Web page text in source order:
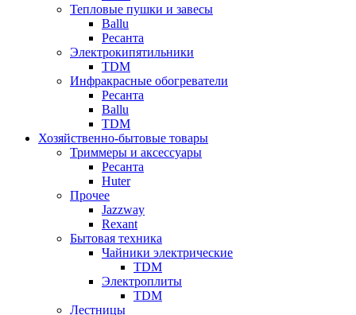
Тепловые пушки и завесы
Ballu
Ресанта
Электрокипятильники
TDM
Инфракрасные обогреватели
Ресанта
Ballu
TDM
Хозяйственно-бытовые товары
Триммеры и аксессуары
Ресанта
Huter
Прочее
Jazzway
Rexant
Бытовая техника
Чайники электрические
TDM
Электроплиты
TDM
Лестницы